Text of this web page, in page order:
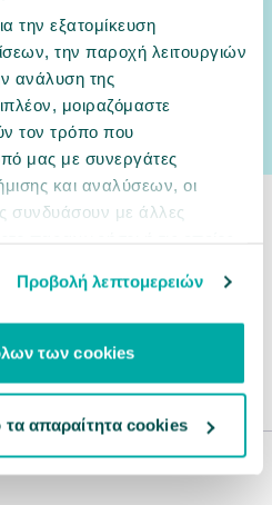
την εξατομίκευση
την παροχή λειτουργιών
ανάλυση της
μοιραζόμαστε
τον τρόπο που
μας με συνεργάτες
και αναλύσεων, οι
συνδυάσουν με άλλες
Προβολή λεπτομερειών
των cookies
απαραίτητα cookies
PetCity και όλες τις αποκλειστικές
Email
εγγραφή
Πολιτική Απορρήτου